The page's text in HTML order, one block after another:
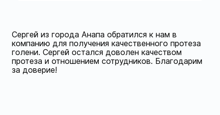
Сергей из города Анапа обратился к нам в
компанию для получения качественного протеза
голени. Сергей остался доволен качеством
протеза и отношением сотрудников. Благодарим
за доверие!